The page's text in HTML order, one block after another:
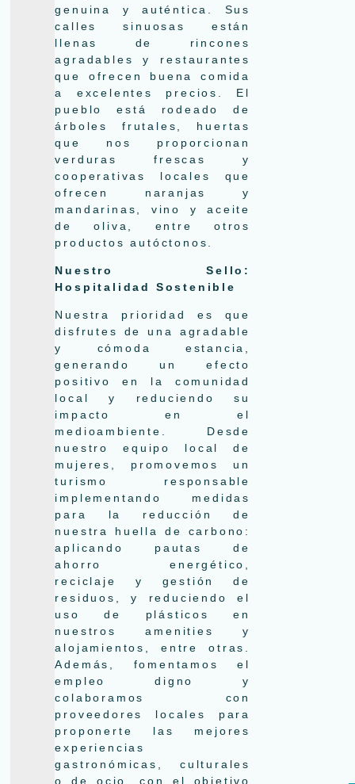
genuina y auténtica. Sus
calles sinuosas están
llenas de rincones
agradables y restaurantes
que ofrecen buena comida
a excelentes precios. El
pueblo está rodeado de
árboles frutales, huertas
que nos proporcionan
verduras frescas y
cooperativas locales que
ofrecen naranjas y
mandarinas, vino y aceite
de oliva, entre otros
productos autóctonos.
Nuestro Sello:
Hospitalidad Sostenible
Nuestra prioridad es que
disfrutes de una agradable
y cómoda estancia,
generando un efecto
positivo en la comunidad
local y reduciendo su
impacto en el
medioambiente. Desde
nuestro equipo local de
mujeres, promovemos un
turismo responsable
implementando medidas
para la reducción de
nuestra huella de carbono:
aplicando pautas de
ahorro energético,
reciclaje y gestión de
residuos, y reduciendo el
uso de plásticos en
nuestros amenities y
alojamientos, entre otras.
Además, fomentamos el
empleo digno y
colaboramos con
proveedores locales para
proponerte las mejores
experiencias
gastronómicas, culturales
o de ocio, con el objetivo